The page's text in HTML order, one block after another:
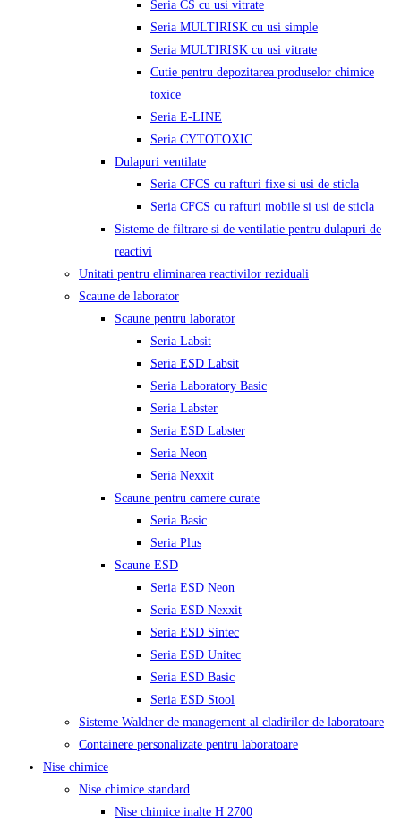
Seria CS cu usi vitrate
Seria MULTIRISK cu usi simple
Seria MULTIRISK cu usi vitrate
Cutie pentru depozitarea produselor chimice
toxice
Seria E-LINE
Seria CYTOTOXIC
Dulapuri ventilate
Seria CFCS cu rafturi fixe si usi de sticla
Seria CFCS cu rafturi mobile si usi de sticla
Sisteme de filtrare si de ventilatie pentru dulapuri de
reactivi
Unitati pentru eliminarea reactivilor reziduali
Scaune de laborator
Scaune pentru laborator
Seria Labsit
Seria ESD Labsit
Seria Laboratory Basic
Seria Labster
Seria ESD Labster
Seria Neon
Seria Nexxit
Scaune pentru camere curate
Seria Basic
Seria Plus
Scaune ESD
Seria ESD Neon
Seria ESD Nexxit
Seria ESD Sintec
Seria ESD Unitec
Seria ESD Basic
Seria ESD Stool
Sisteme Waldner de management al cladirilor de laboratoare
Containere personalizate pentru laboratoare
Nise chimice
Nise chimice standard
Nise chimice inalte H 2700